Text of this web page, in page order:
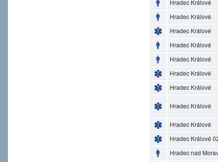
Hradec Králové
Hradec Králové
Hradec Králové
Hradec Králové
Hradec Králové
Hradec Králové
Hradec Králové
Hradec Králové
Hradec Králové
Hradec Králové
Hradec nad